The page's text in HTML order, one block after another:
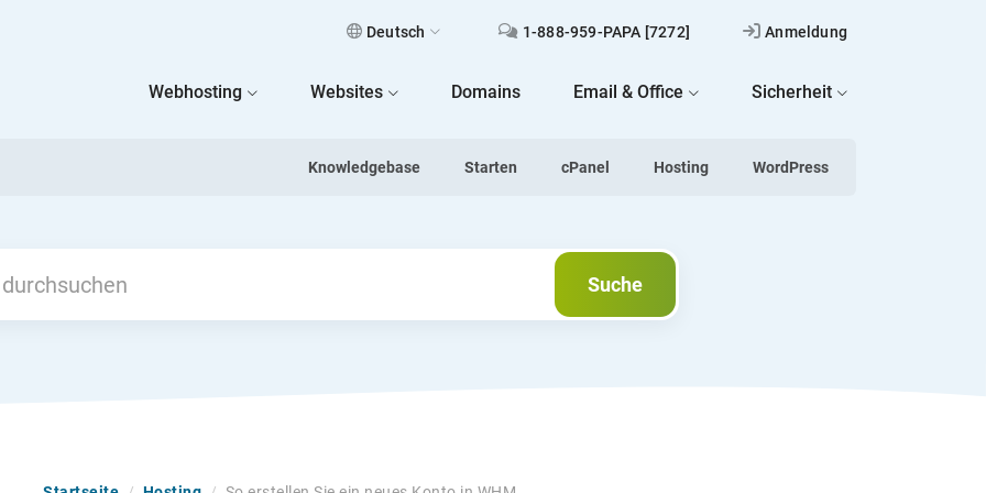
Deutsch 1-888-959-PAPA [7272] Anmeldung
Webhosting Websites Domains Email & Office Sicherheit
Knowledgebase Starten cPanel Hosting WordPress
Suche
Suche